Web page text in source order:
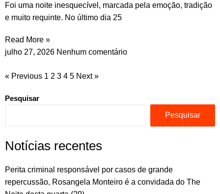
Foi uma noite inesquecível, marcada pela emoção, tradição
e muito requinte. No último dia 25
Read More »
julho 27, 2026 Nenhum comentário
« Previous 1 2 3 4 5 Next »
Pesquisar
Pesquisar
Notícias recentes
Perita criminal responsável por casos de grande
repercussão, Rosangela Monteiro é a convidada do The